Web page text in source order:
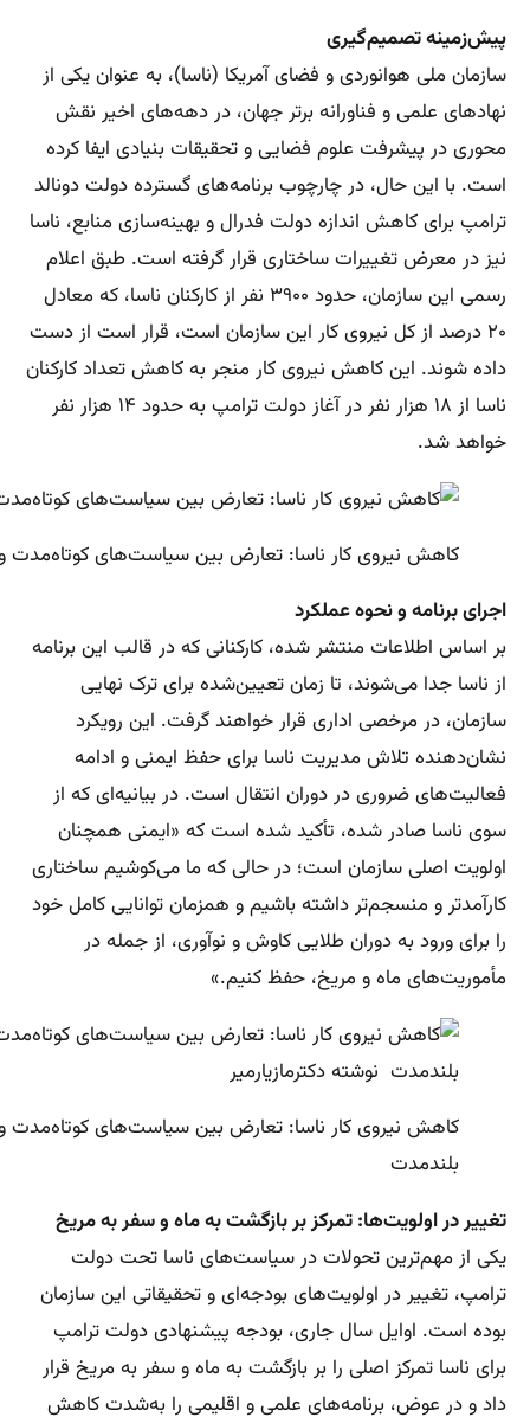
پیش‌زمینه تصمیم‌گیری
سازمان ملی هوانوردی و فضای آمریکا (ناسا)، به عنوان یکی از
نهادهای علمی و فناورانه برتر جهان، در دهه‌های اخیر نقش
محوری در پیشرفت علوم فضایی و تحقیقات بنیادی ایفا کرده
است. با این حال، در چارچوب برنامه‌های گسترده دولت دونالد
ترامپ برای کاهش اندازه دولت فدرال و بهینه‌سازی منابع، ناسا
نیز در معرض تغییرات ساختاری قرار گرفته است. طبق اعلام
رسمی این سازمان، حدود ۳۹۰۰ نفر از کارکنان ناسا، که معادل
۲۰ درصد از کل نیروی کار این سازمان است، قرار است از دست
داده شوند. این کاهش نیروی کار منجر به کاهش تعداد کارکنان
ناسا از ۱۸ هزار نفر در آغاز دولت ترامپ به حدود ۱۴ هزار نفر
خواهد شد.
کاهش نیروی کار ناسا: تعارض بین سیاست‌های کوتاه‌مدت
اجرای برنامه و نحوه عملکرد
بر اساس اطلاعات منتشر شده، کارکنانی که در قالب این برنامه
از ناسا جدا می‌شوند، تا زمان تعیین‌شده برای ترک نهایی
سازمان، در مرخصی اداری قرار خواهند گرفت. این رویکرد
نشان‌دهنده تلاش مدیریت ناسا برای حفظ ایمنی و ادامه
فعالیت‌های ضروری در دوران انتقال است. در بیانیه‌ای که از
سوی ناسا صادر شده، تأکید شده است که «ایمنی همچنان
اولویت اصلی سازمان است؛ در حالی که ما می‌کوشیم ساختاری
کارآمدتر و منسجم‌تر داشته باشیم و همزمان توانایی کامل خود
را برای ورود به دوران طلایی کاوش و نوآوری، از جمله در
مأموریت‌های ماه و مریخ، حفظ کنیم.»
کاهش نیروی کار ناسا: تعارض بین سیاست‌های کوتاه‌مدت
بلندمدت
تغییر در اولویت‌ها: تمرکز بر بازگشت به ماه و سفر به مریخ
یکی از مهم‌ترین تحولات در سیاست‌های ناسا تحت دولت
ترامپ، تغییر در اولویت‌های بودجه‌ای و تحقیقاتی این سازمان
بوده است. اوایل سال جاری، بودجه پیشنهادی دولت ترامپ
برای ناسا تمرکز اصلی را بر بازگشت به ماه و سفر به مریخ قرار
داد و در عوض، برنامه‌های علمی و اقلیمی را به‌شدت کاهش